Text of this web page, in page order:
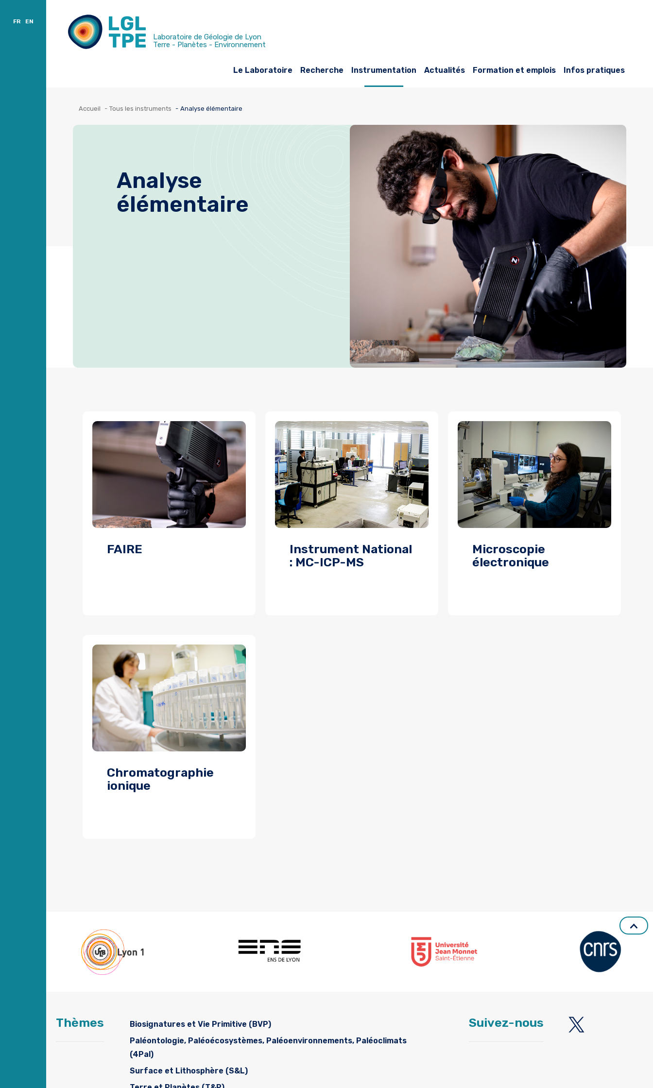
Laboratoire de Géologie de Lyon
Terre - Planètes - Environnement
Le Laboratoire Recherche Instrumentation
Tri par sites
Actualités
Publications
Formation et emplois Infos pratiques
FR EN
Accueil Tous les instruments Analyse élémentaire
Analyse
élémentaire
FAIRE
Instrument National
: MC-ICP-MS
Microscopie
électronique
Chromatographie
ionique
Thèmes
Biosignatures et Vie Primitive (BVP)
Paléontologie, Paléoécosystèmes, Paléoenvironnements, Paléoclimats
(4Pal)
Surface et Lithosphère (S&L)
Suivez-nous